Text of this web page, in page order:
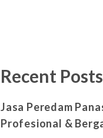
Recent Posts
Jasa Peredam
Profesional &